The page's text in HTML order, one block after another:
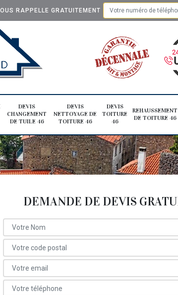
RAPPELLE GRATUITEMENT
DEVIS
CHANGEMENT
DE TUILE 46
DEVIS
NETTOYAGE DE
TOITURE 46
DEVIS
TOITURE
46
REHAUSSEMENT
DE TOITURE 46
DEMANDE DE DEVIS